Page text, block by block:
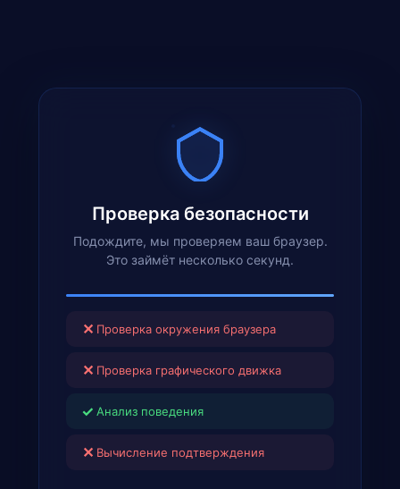
Проверка безопасности
Подождите, мы проверяем ваш браузер.
Это займёт несколько секунд.
✕ Проверка окружения браузера
✕ Проверка графического движка
✓ Анализ поведения
✕ Вычисление подтверждения